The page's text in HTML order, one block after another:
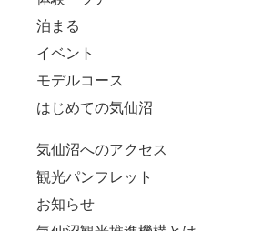
泊まる
イベント
モデルコース
はじめての気仙沼
気仙沼へのアクセス
観光パンフレット
お知らせ